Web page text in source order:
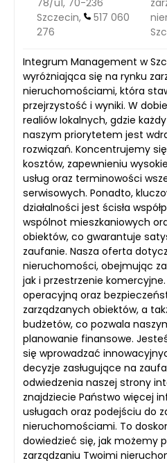
Szczecin,
517 060
276
Integrum Management w
wyróżniająca się na rynku
nieruchomościami, która
przejrzystość i wyniki. W
realiów lokalnych, gdzie
naszym priorytetem jest
rozwiązań. Koncentrujemy
kosztów, zapewnieniu
usług oraz terminowości
serwisowych. Ponadto,
działalności jest ścisła
wspólnot mieszkaniowych
obiektów, co gwarantuje
zaufanie. Nasza oferta
nieruchomości, obejmując
jak i przestrzenie
operacyjną oraz
zarządzanych obiektów, a
budżetów, co pozwala
planowanie finansowe.
się wprowadzać
decyzje zasługujące na
odwiedzenia naszej strony
znajdziecie Państwo więcej
usługach oraz podejściu do
nieruchomościami. To
dowiedzieć się, jak możemy
zarządzaniu Twoimi